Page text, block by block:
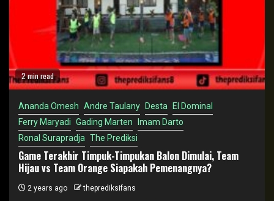
2 min read
Ananda Omesh Andre Taulany Desta El Dominal
Ferry Maryadi Gading Marten Imam Darto
Ronal Surapradja The Prediksi
Game Terakhir Timpuk-Timpukan Balon Dimulai, Team
Hijau vs Team Orange Siapakah Pemenangnya?
2 years ago theprediksifans